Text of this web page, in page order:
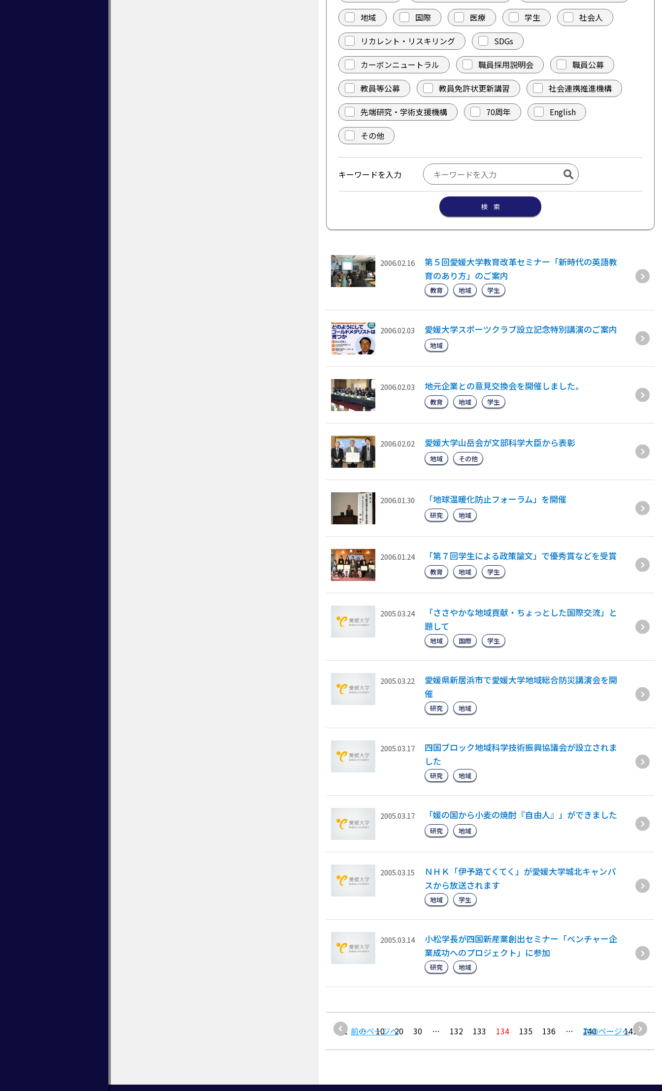
地域
国際 医療 学生
社会人
リカレント・リスキリング
SDGs
カーボンニュートラル
職員採用説明会
職員公募
教員等公募
教員免許状更新講習
社会連携推進機構
先端研究・学術支援機構
70周年
English
その他
キーワードを入力
検 索
2006.02.16
第５回愛媛大学教育改革セミナー「新時代の英語教
育のあり方」のご案内
教育 地域 学生
2006.02.03 愛媛大学スポーツクラブ設立記念特別講演のご案内
地域
2006.02.03 地元企業との意見交換会を開催しました。
教育 地域 学生
2006.02.02 愛媛大学山岳会が文部科学大臣から表彰
地域 その他
2006.01.30 「地球温暖化防止フォーラム」を開催
研究 地域
2006.01.24 「第７回学生による政策論文」で優秀賞などを受賞
教育 地域 学生
2005.03.24
「ささやかな地域貢献・ちょっとした国際交流」と
題して
地域 国際 学生
2005.03.22
愛媛県新居浜市で愛媛大学地域総合防災講演会を開
催
研究 地域
2005.03.17
四国ブロック地域科学技術振興協議会が設立されま
した
研究 地域
2005.03.17 「媛の国から小麦の焼酎『自由人』」ができました
研究 地域
2005.03.15
ＮＨＫ「伊予路てくてく」が愛媛大学城北キャンパ
スから放送されます
地域 学生
2005.03.14
小松学長が四国新産業創出セミナー「ベンチャー企
業成功へのプロジェクト」に参加
研究 地域
1 前のページへ
… 10 20 30 … 132 133 134 135 136 … 140 …
次のページへ141